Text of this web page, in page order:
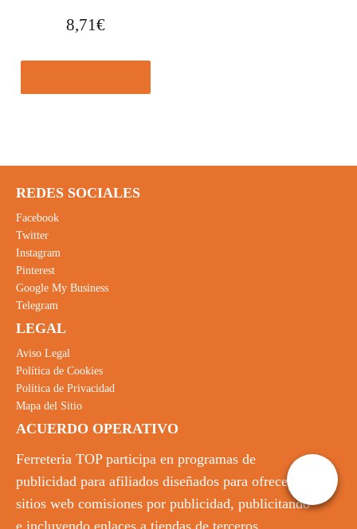
8,71€
REDES SOCIALES
Facebook
Twitter
Instagram
Pinterest
Google My Business
Telegram
LEGAL
Aviso Legal
Política de Cookies
Política de Privacidad
Mapa del Sitio
ACUERDO OPERATIVO
Ferreteria TOP participa en programas de
publicidad para afiliados diseñados para ofrecer a
sitios web comisiones por publicidad, publicitando
e incluyendo enlaces a tiendas de terceros.